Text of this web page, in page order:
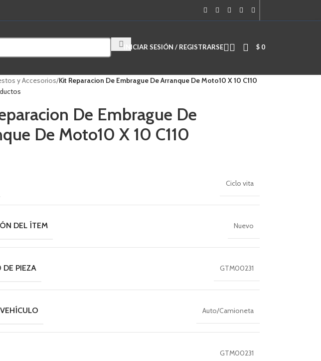
Cuando hay resultados autocompletados, puedes utilizar las
INICIAR SESIÓN / REGISTRARSE $ 0
y Accesorios/Kit Reparacion De Embrague De Arranque De Moto10 X 10 C110
De Embrague De
De Moto10 X 10 C110
Ciclo vita
DEL ÍTEM Nuevo
DE PIEZA GTM00231
Auto/Camioneta
GTM00231